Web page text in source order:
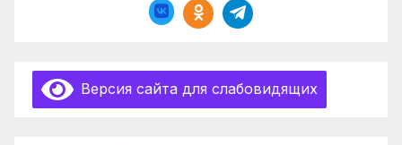
Версия сайта для слабовидящих